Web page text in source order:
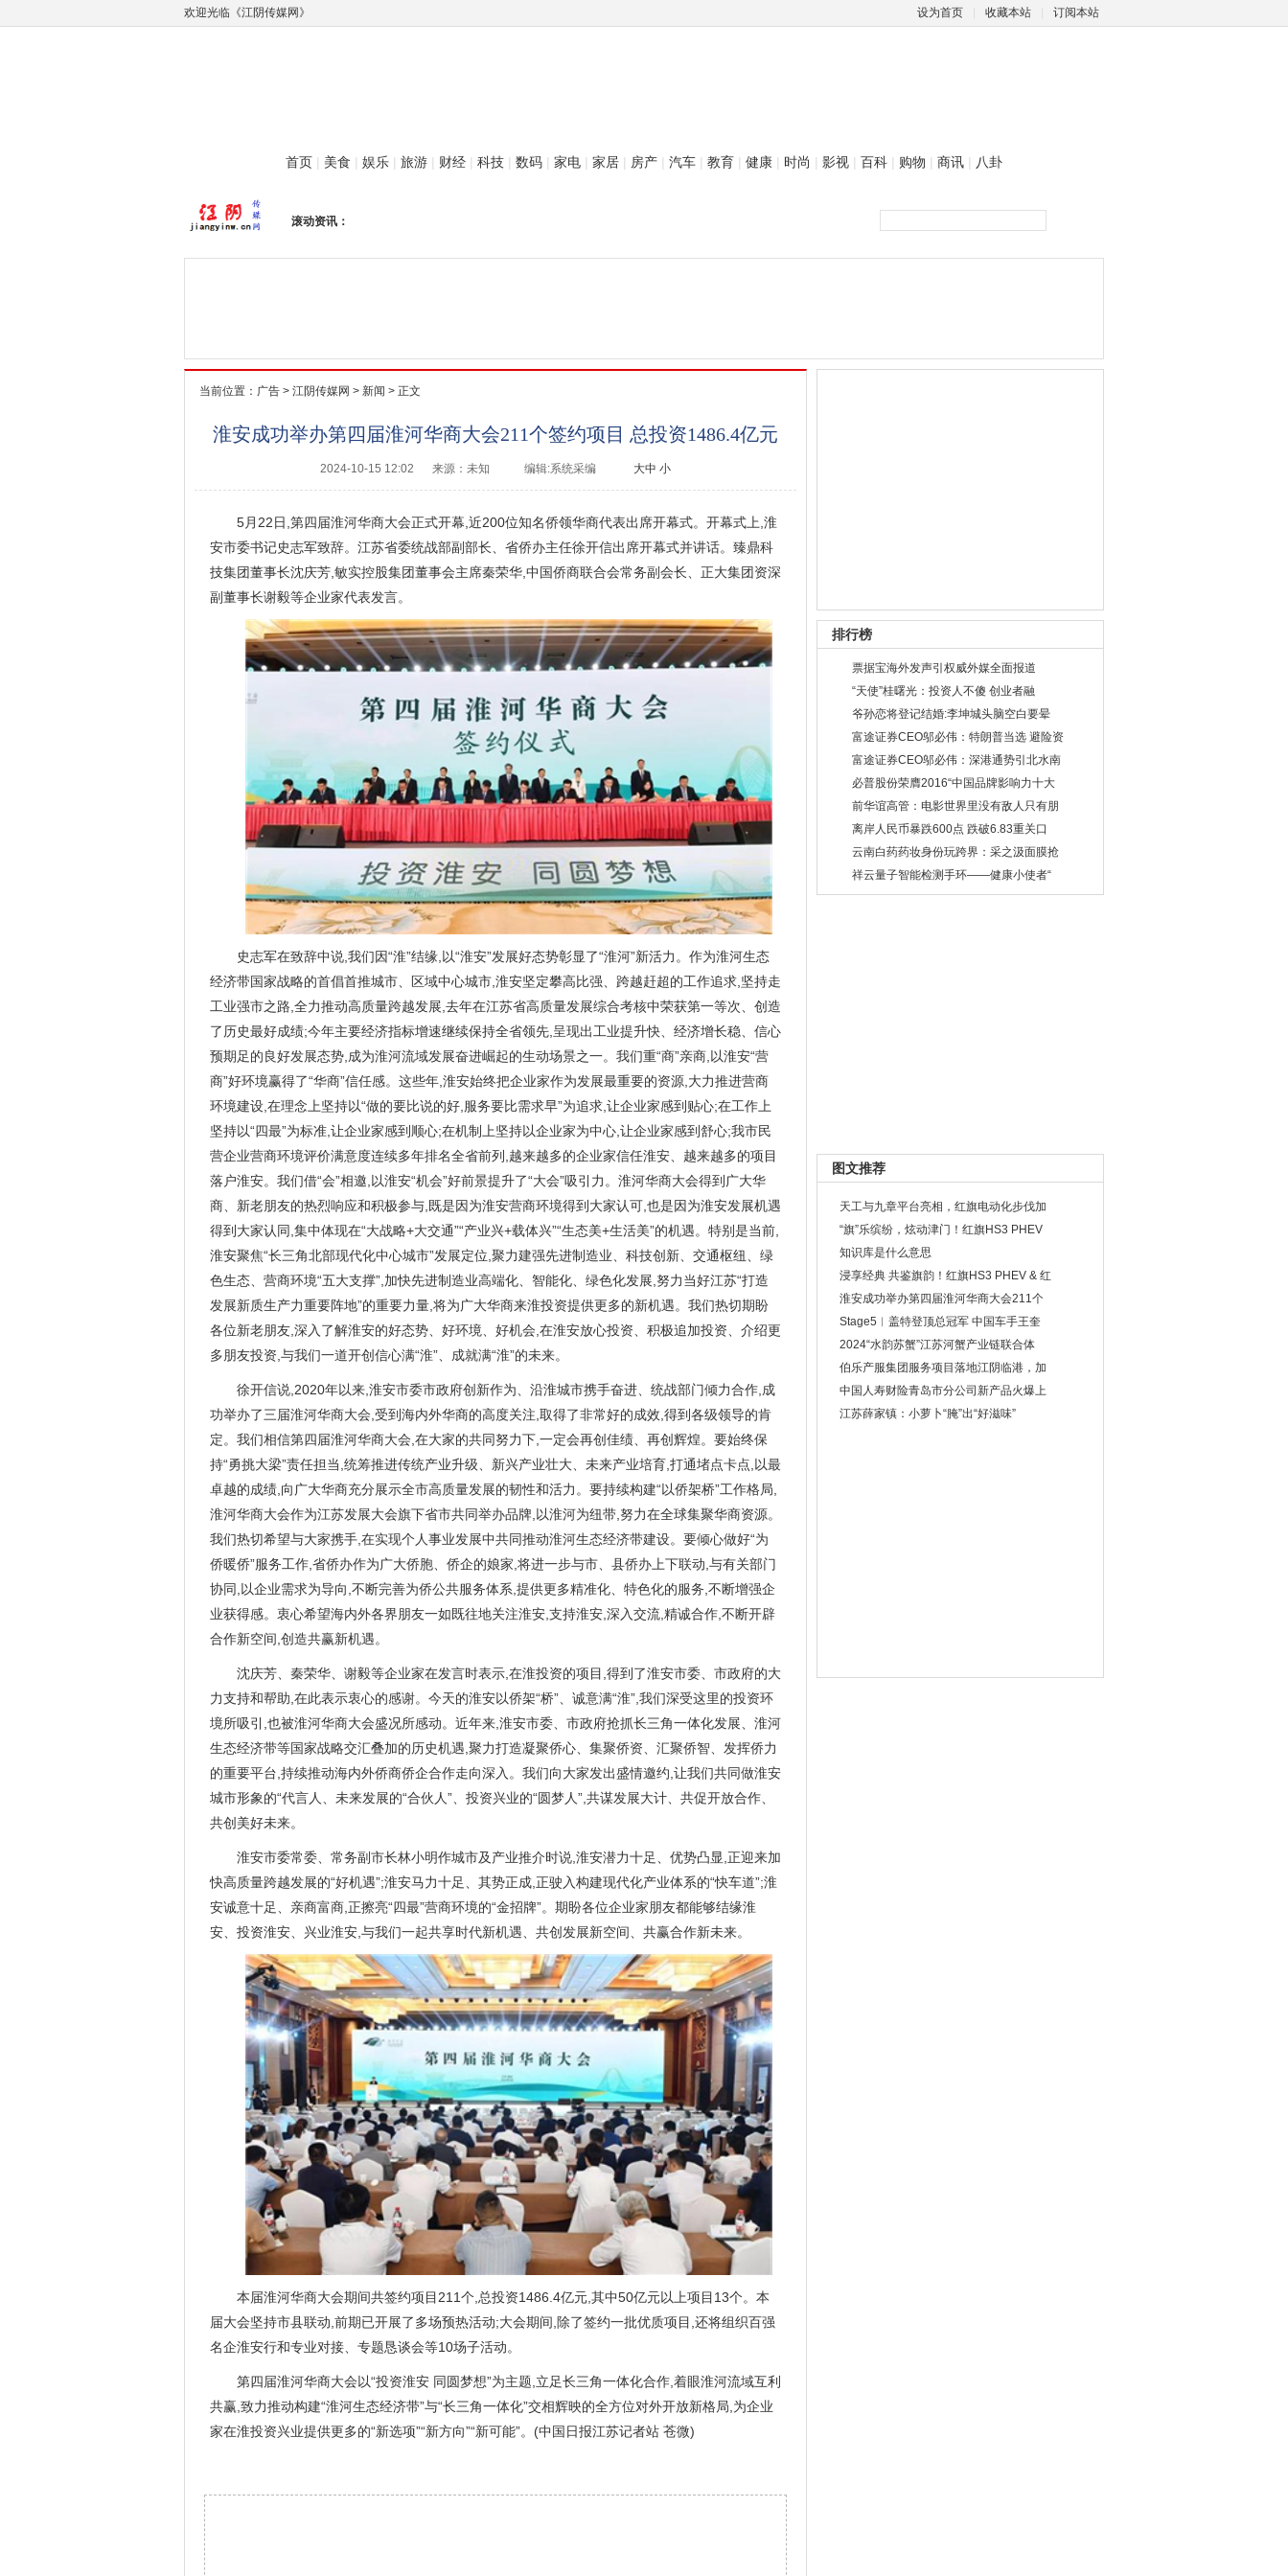
欢迎光临《江阴传媒网》 设为首页 收藏本站 订阅本站
首页 | 美食 | 娱乐 | 旅游 | 财经 | 科技 | 数码 | 家电 | 家居 | 房产 | 汽车 | 教育 | 健康 | 时尚 | 影视 | 百科 | 购物 | 商讯 | 八卦
滚动资讯：
当前位置： 广告 > 江阴传媒网 > 新闻 > 正文
淮安成功举办第四届淮河华商大会211个签约项目 总投资1486.4亿元
2024-10-15 12:02 来源：未知 编辑:系统采编 大中 小
5月22日,第四届淮河华商大会正式开幕,近200位知名侨领华商代表出席开幕式。开幕式上,淮
安市委书记史志军致辞。江苏省委统战部副部长、省侨办主任徐开信出席开幕式并讲话。臻鼎科
技集团董事长沈庆芳,敏实控股集团董事会主席秦荣华,中国侨商联合会常务副会长、正大集团资深
副董事长谢毅等企业家代表发言。
史志军在致辞中说,我们因“淮”结缘,以“淮安”发展好态势彰显了“淮河”新活力。作为淮河生态
经济带国家战略的首倡首推城市、区域中心城市,淮安坚定攀高比强、跨越赶超的工作追求,坚持走
工业强市之路,全力推动高质量跨越发展,去年在江苏省高质量发展综合考核中荣获第一等次、创造
了历史最好成绩;今年主要经济指标增速继续保持全省领先,呈现出工业提升快、经济增长稳、信心
预期足的良好发展态势,成为淮河流域发展奋进崛起的生动场景之一。我们重“商”亲商,以淮安“营
商”好环境赢得了“华商”信任感。这些年,淮安始终把企业家作为发展最重要的资源,大力推进营商
环境建设,在理念上坚持以“做的要比说的好,服务要比需求早”为追求,让企业家感到贴心;在工作上
坚持以“四最”为标准,让企业家感到顺心;在机制上坚持以企业家为中心,让企业家感到舒心;我市民
营企业营商环境评价满意度连续多年排名全省前列,越来越多的企业家信任淮安、越来越多的项目
落户淮安。我们借“会”相邀,以淮安“机会”好前景提升了“大会”吸引力。淮河华商大会得到广大华
商、新老朋友的热烈响应和积极参与,既是因为淮安营商环境得到大家认可,也是因为淮安发展机遇
得到大家认同,集中体现在“大战略+大交通”“产业兴+载体兴”“生态美+生活美”的机遇。特别是当前,
淮安聚焦“长三角北部现代化中心城市”发展定位,聚力建强先进制造业、科技创新、交通枢纽、绿
色生态、营商环境“五大支撑”,加快先进制造业高端化、智能化、绿色化发展,努力当好江苏“打造
发展新质生产力重要阵地”的重要力量,将为广大华商来淮投资提供更多的新机遇。我们热切期盼
各位新老朋友,深入了解淮安的好态势、好环境、好机会,在淮安放心投资、积极追加投资、介绍更
多朋友投资,与我们一道开创信心满“淮”、成就满“淮”的未来。
徐开信说,2020年以来,淮安市委市政府创新作为、沿淮城市携手奋进、统战部门倾力合作,成
功举办了三届淮河华商大会,受到海内外华商的高度关注,取得了非常好的成效,得到各级领导的肯
定。我们相信第四届淮河华商大会,在大家的共同努力下,一定会再创佳绩、再创辉煌。要始终保
持“勇挑大梁”责任担当,统筹推进传统产业升级、新兴产业壮大、未来产业培育,打通堵点卡点,以最
卓越的成绩,向广大华商充分展示全市高质量发展的韧性和活力。要持续构建“以侨架桥”工作格局,
淮河华商大会作为江苏发展大会旗下省市共同举办品牌,以淮河为纽带,努力在全球集聚华商资源。
我们热切希望与大家携手,在实现个人事业发展中共同推动淮河生态经济带建设。要倾心做好“为
侨暖侨”服务工作,省侨办作为广大侨胞、侨企的娘家,将进一步与市、县侨办上下联动,与有关部门
协同,以企业需求为导向,不断完善为侨公共服务体系,提供更多精准化、特色化的服务,不断增强企
业获得感。衷心希望海内外各界朋友一如既往地关注淮安,支持淮安,深入交流,精诚合作,不断开辟
合作新空间,创造共赢新机遇。
沈庆芳、秦荣华、谢毅等企业家在发言时表示,在淮投资的项目,得到了淮安市委、市政府的大
力支持和帮助,在此表示衷心的感谢。今天的淮安以侨架“桥”、诚意满“淮”,我们深受这里的投资环
境所吸引,也被淮河华商大会盛况所感动。近年来,淮安市委、市政府抢抓长三角一体化发展、淮河
生态经济带等国家战略交汇叠加的历史机遇,聚力打造凝聚侨心、集聚侨资、汇聚侨智、发挥侨力
的重要平台,持续推动海内外侨商侨企合作走向深入。我们向大家发出盛情邀约,让我们共同做淮安
城市形象的“代言人、未来发展的“合伙人”、投资兴业的“圆梦人”,共谋发展大计、共促开放合作、
共创美好未来。
淮安市委常委、常务副市长林小明作城市及产业推介时说,淮安潜力十足、优势凸显,正迎来加
快高质量跨越发展的“好机遇”;淮安马力十足、其势正成,正驶入构建现代化产业体系的“快车道”;淮
安诚意十足、亲商富商,正擦亮“四最”营商环境的“金招牌”。期盼各位企业家朋友都能够结缘淮
安、投资淮安、兴业淮安,与我们一起共享时代新机遇、共创发展新空间、共赢合作新未来。
本届淮河华商大会期间共签约项目211个,总投资1486.4亿元,其中50亿元以上项目13个。本
届大会坚持市县联动,前期已开展了多场预热活动;大会期间,除了签约一批优质项目,还将组织百强
名企淮安行和专业对接、专题恳谈会等10场子活动。
第四届淮河华商大会以“投资淮安 同圆梦想”为主题,立足长三角一体化合作,着眼淮河流域互利
共赢,致力推动构建“淮河生态经济带”与“长三角一体化”交相辉映的全方位对外开放新格局,为企业
家在淮投资兴业提供更多的“新选项”“新方向”“新可能”。(中国日报江苏记者站 苍微)
排行榜
票据宝海外发声引权威外媒全面报道
“天使”桂曙光：投资人不傻 创业者融
爷孙恋将登记结婚:李坤城头脑空白要晕
富途证券CEO邬必伟：特朗普当选 避险资
富途证券CEO邬必伟：深港通势引北水南
必普股份荣膺2016“中国品牌影响力十大
前华谊高管：电影世界里没有敌人只有朋
离岸人民币暴跌600点 跌破6.83重关口
云南白药药妆身份玩跨界：采之汲面膜抢
祥云量子智能检测手环——健康小使者“
图文推荐
天工与九章平台亮相，红旗电动化步伐加
“旗”乐缤纷，炫动津门！红旗HS3 PHEV
知识库是什么意思
浸享经典 共鉴旗韵！红旗HS3 PHEV & 红
淮安成功举办第四届淮河华商大会211个
Stage5︱盖特登顶总冠军 中国车手王奎
2024“水韵苏蟹”江苏河蟹产业链联合体
伯乐产服集团服务项目落地江阴临港，加
中国人寿财险青岛市分公司新产品火爆上
江苏薛家镇：小萝卜“腌”出“好滋味”